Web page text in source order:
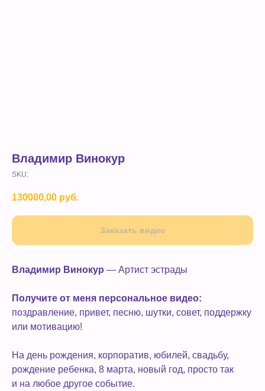
Владимир Винокур
SKU:
130000,00 руб.
Заказать видео
Владимир Винокур — Артист эстрады
Получите от меня персональное видео:
поздравление, привет, песню, шутки, совет, поддержку
или мотивацию!
На день рождения, корпоратив, юбилей, свадьбу,
рождение ребенка, 8 марта, новый год, просто так
и на любое другое событие.